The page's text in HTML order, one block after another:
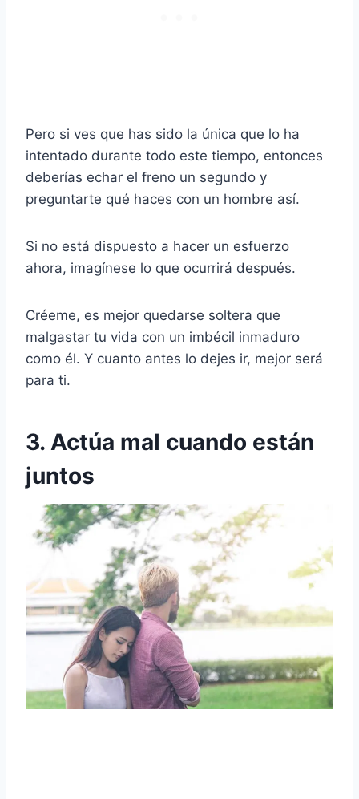
Pero si ves que has sido la única que lo ha
intentado durante todo este tiempo, entonces
deberías echar el freno un segundo y
preguntarte qué haces con un hombre así.
Si no está dispuesto a hacer un esfuerzo
ahora, imagínese lo que ocurrirá después.
Créeme, es mejor quedarse soltera que
malgastar tu vida con un imbécil inmaduro
como él. Y cuanto antes lo dejes ir, mejor será
para ti.
3. Actúa mal cuando están
juntos